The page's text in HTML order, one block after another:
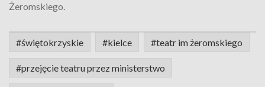
Żeromskiego.
#świętokrzyskie #kielce #teatr im żeromskiego
#przejęcie teatru przez ministerstwo